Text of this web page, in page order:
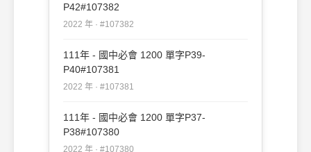
P42#107382
2022 年 · #107382
111年 - 國中必會 1200 單字P39-
P40#107381
2022 年 · #107381
111年 - 國中必會 1200 單字P37-
P38#107380
2022 年 · #107380